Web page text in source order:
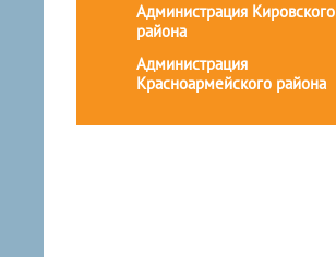
Администрация Кировского
района
Администрация
Красноармейского района